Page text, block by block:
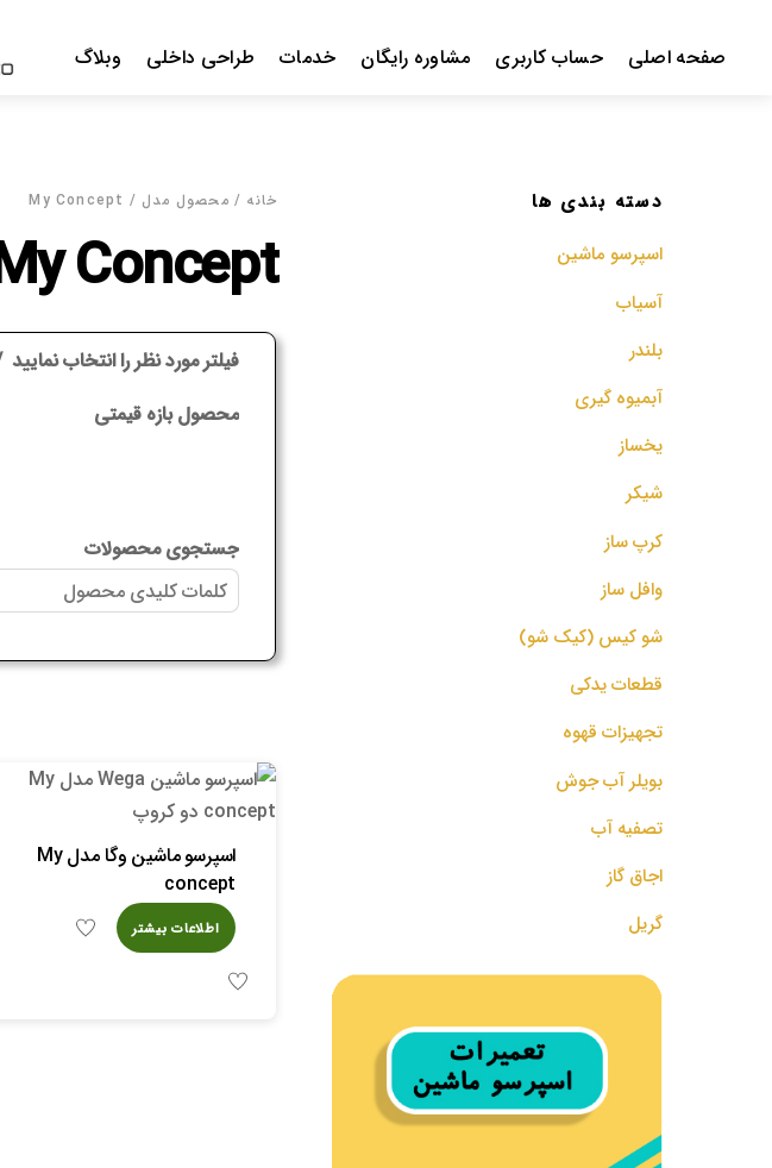
صفحه اصلی حساب کاربری مشاوره رایگان خدمات طراحی داخلی وبلاگ
خانه / محصول مدل / My Concept
My Concept
فیلتر مورد نظر را انتخاب نمایید
محصول بازه قیمتی
جستجوی محصولات
اسپرسو ماشین وگا مدل My
concept
اطلاعات بیشتر
دسته بندی ها
اسپرسو‌ ماشین
آسیاب
بلندر
آبمیوه گیری
یخساز
شیکر
کرپ ساز
وافل ساز
شو کیس (کیک شو)
قطعات یدکی
تجهیزات قهوه
بویلر آب جوش
تصفیه آب
اجاق گاز
گریل